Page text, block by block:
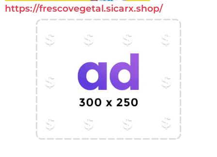
https://frescovegetal.sicarx.shop/